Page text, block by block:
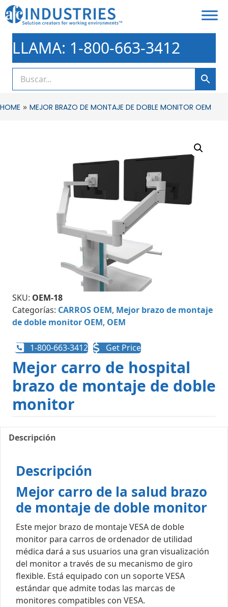
LLAMA: 1-800-663-3412
HOME » MEJOR BRAZO DE MONTAJE DE DOBLE MONITOR OEM
SKU: OEM-18
Categorías: CARROS OEM, Mejor brazo de montaje
de doble monitor OEM, OEM
1-800-663-3412 Get Price
Mejor carro de hospital
brazo de montaje de doble
monitor
Descripción
Descripción
Mejor carro de la salud brazo
de montaje de doble monitor
Este mejor brazo de montaje VESA de doble
monitor para carros de ordenador de utilidad
médica dará a sus usuarios una gran visualización
del monitor a través de su mecanismo de giro
flexible. Está equipado con un soporte VESA
estándar que admite todas las marcas de
monitores compatibles con VESA.